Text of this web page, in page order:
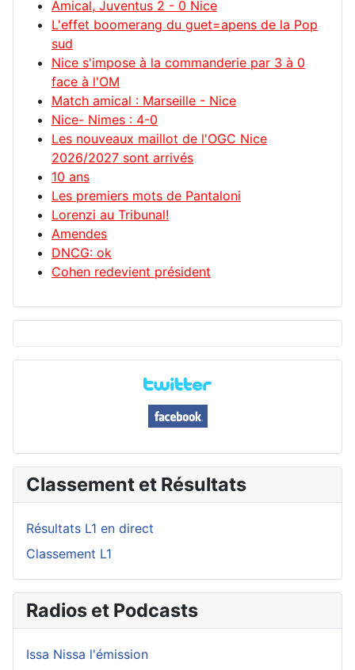
Amical, Juventus 2 - 0 Nice
L'effet boomerang du guet=apens de la Pop
sud
Nice s'impose à la commanderie par 3 à 0
face à l'OM
Match amical : Marseille - Nice
Nice- Nimes : 4-0
Les nouveaux maillot de l'OGC Nice
2026/2027 sont arrivés
10 ans
Les premiers mots de Pantaloni
Lorenzi au Tribunal!
Amendes
DNCG: ok
Cohen redevient président
Classement et Résultats
Résultats L1 en direct
Classement L1
Radios et Podcasts
Issa Nissa l'émission